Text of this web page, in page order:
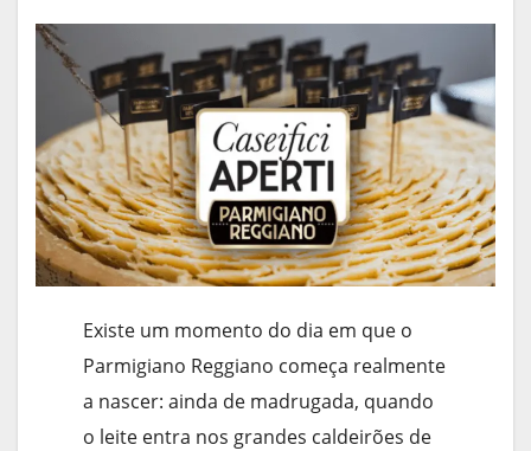
Existe um momento do dia em que o
Parmigiano Reggiano começa realmente
a nascer: ainda de madrugada, quando
o leite entra nos grandes caldeirões de